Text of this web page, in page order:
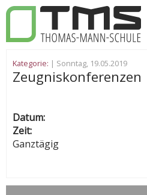
Kategorie: | Sonntag, 19.05.2019
Zeugniskonferenzen
Datum:
Zeit:
Ganztägig